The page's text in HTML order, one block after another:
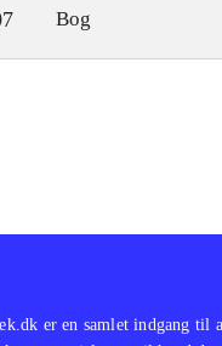
Bog
er en samlet indgang til